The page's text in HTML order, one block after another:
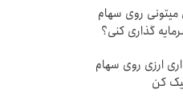
روی سهام
گذاری کنی؟
ارزی روی سهام
کن